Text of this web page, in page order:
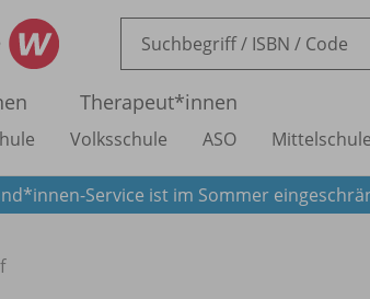
Therapeut*innen
Volksschule ASO Mittelschule
Service ist im Sommer